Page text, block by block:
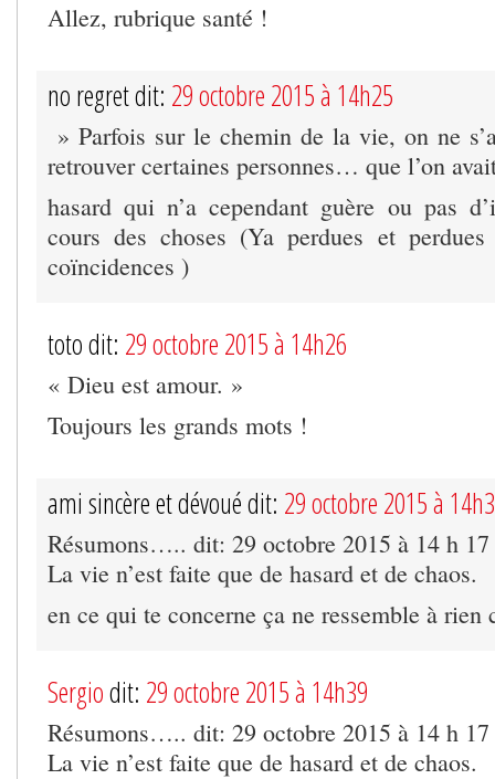
Allez, rubrique santé !
no regret dit: 29 octobre 2015 à 14h25
» Parfois sur le chemin de la vie, on ne
retrouver certaines personnes… que l’on
hasard qui n’a cependant guère ou pas
cours des choses (Ya perdues et
coïncidences )
toto dit: 29 octobre 2015 à 14h26
« Dieu est amour. »
Toujours les grands mots !
ami sincère et dévoué dit: 29 octobre 2015 à
Résumons….. dit: 29 octobre 2015 à 14 h
La vie n’est faite que de hasard et de chaos.
en ce qui te concerne ça ne ressemble à rien
Sergiodit: 29 octobre 2015 à 14h39
Résumons….. dit: 29 octobre 2015 à 14 h
La vie n’est faite que de hasard et de chaos.